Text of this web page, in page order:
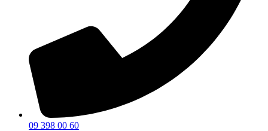
09 398 00 60